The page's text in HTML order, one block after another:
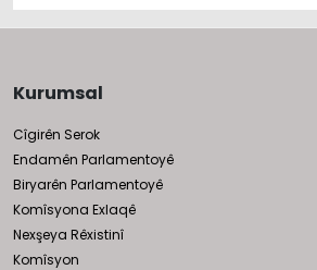
Kurumsal
Cîgirên Serok
Endamên Parlamentoyê
Biryarên Parlamentoyê
Komîsyona Exlaqê
Nexşeya Rêxistinî
Komîsyon